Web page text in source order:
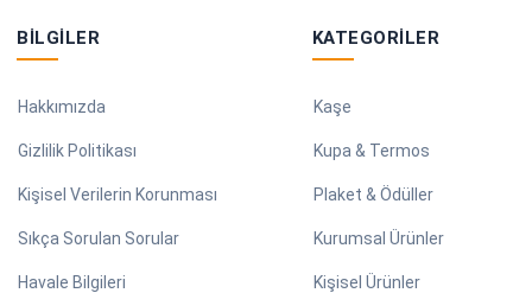
BILGILER
Hakkımızda
Gizlilik Politikası
Kişisel Verilerin Korunması
Sıkça Sorulan Sorular
Havale Bilgileri
KATEGORILER
Kaşe
Kupa & Termos
Plaket & Ödüller
Kurumsal Ürünler
Kişisel Ürünler